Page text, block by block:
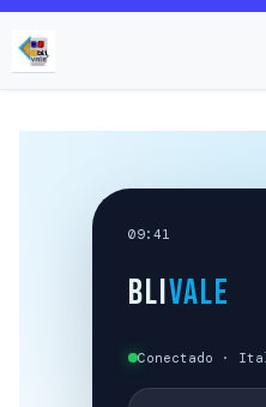
09:41
BLIVALE
Conectado ·